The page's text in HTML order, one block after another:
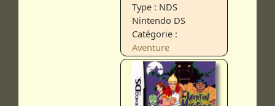
Type : NDS
Nintendo DS
Catégorie :
Aventure